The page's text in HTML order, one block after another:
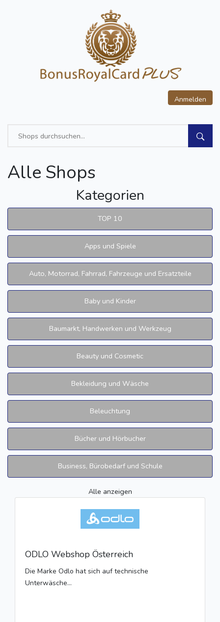
Anmelden
Alle Shops
Kategorien
TOP 10
Apps und Spiele
Auto, Motorrad, Fahrrad, Fahrzeuge und Ersatzteile
Baby und Kinder
Baumarkt, Handwerken und Werkzeug
Beauty und Cosmetic
Bekleidung und Wäsche
Beleuchtung
Bücher und Hörbucher
Business, Bürobedarf und Schule
Alle anzeigen
ODLO Webshop Österreich
Die Marke Odlo hat sich auf technische
Unterwäsche...